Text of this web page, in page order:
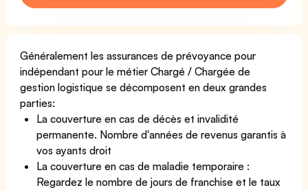
Généralement les assurances de prévoyance pour
indépendant pour le métier Chargé / Chargée de
gestion logistique se décomposent en deux grandes
parties:
La couverture en cas de décès et invalidité
permanente. Nombre d'années de revenus garantis à
vos ayants droit
La couverture en cas de maladie temporaire :
Regardez le nombre de jours de franchise et le taux